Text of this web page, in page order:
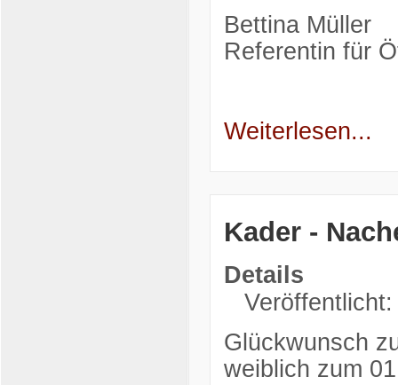
Bettina Müller
Referentin für
Weiterlesen...
Kader -
Details
Glückwunsch
weiblich zum